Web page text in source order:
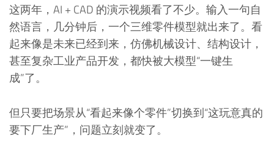
这两年，AI + CAD 的演示视频看了不少。输入一句自
然语言，几分钟后，一个三维零件模型就出来了。看
起来像是未来已经到来，仿佛机械设计、结构设计，
甚至复杂工业产品开发，都快被大模型“一键生
成”了。
但只要把场景从“看起来像个零件”切换到“这玩意真的
要下厂生产”，问题立刻就变了。